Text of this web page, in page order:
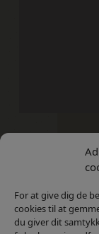
For at give dig de
cookies til at
du giver dit